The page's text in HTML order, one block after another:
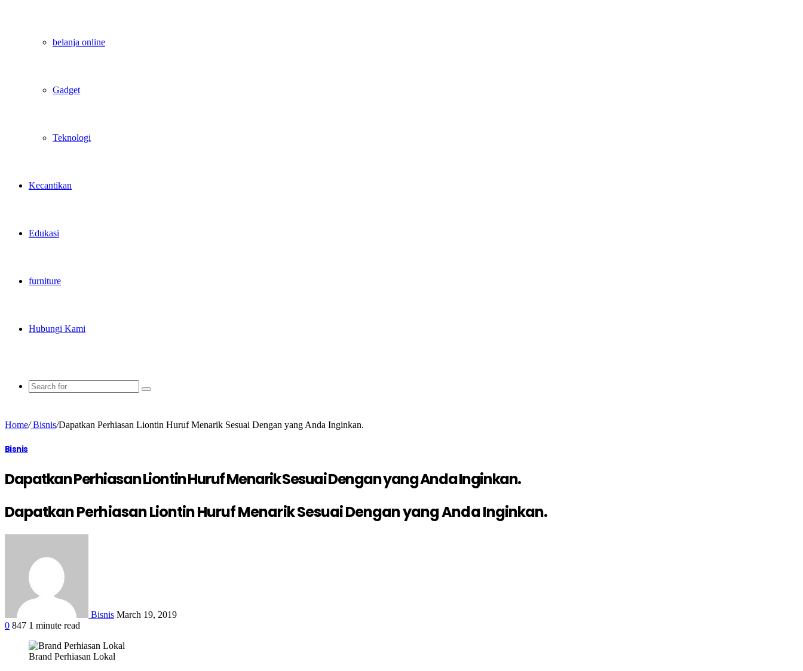
belanja online
Gadget
Teknologi
Kecantikan
Edukasi
furniture
Hubungi Kami
Home/Bisnis/Dapatkan Perhiasan Liontin Huruf Menarik Sesuai Dengan yang Anda Inginkan.
Bisnis
Dapatkan Perhiasan Liontin Huruf Menarik Sesuai Dengan yang Anda Inginkan.
Dapatkan Perhiasan Liontin Huruf Menarik Sesuai Dengan yang Anda Inginkan.
Bisnis March 19, 2019
0 847 1 minute read
Brand Perhiasan Lokal